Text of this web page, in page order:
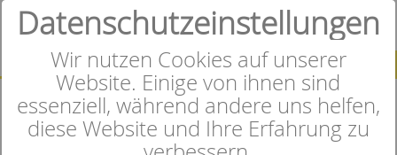
SUCHE
0
Datenschutzeinstellungen
Wir nutzen Cookies auf unserer
Website. Einige von ihnen sind
essenziell, während andere uns helfen,
diese Website und Ihre Erfahrung zu